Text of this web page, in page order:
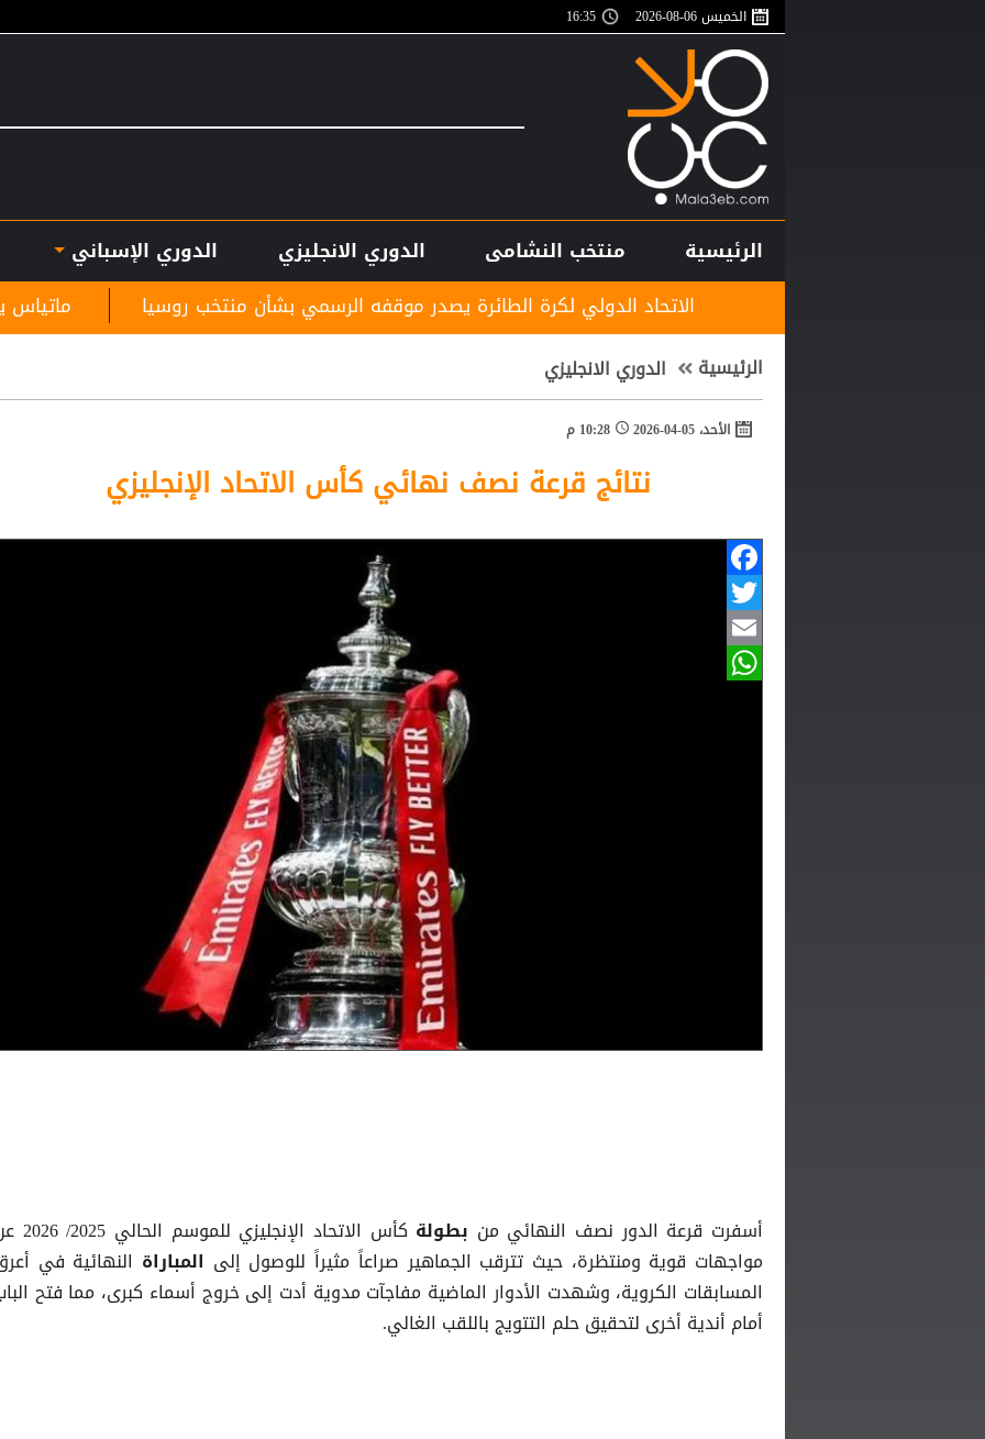
الخميس 06-08-2026 16:35
الرئيسية منتخب النشامى الدوري الانجليزي الدوري الإسباني
ماتياس يايسله يترك
الاتحاد الدولي لكرة الطائرة يصدر موقفه الرسمي بشأن منتخب روسيا
الرئيسية الدوري الانجليزي
الأحد، 05-04-2026 10:28 م
نتائج قرعة نصف نهائي كأس الاتحاد الإنجليزي
Facebook
Twitter
Email
WhatsApp
أسفرت قرعة الدور نصف النهائي من بطولة
كأس الاتحاد
مواجهات قوية ومنتظرة، حيث تترقب الجماهير صراعاً مثيراً للوصول إلى المباراة النهائية في
المسابقات الكروية، وشهدت الأدوار الماضية مفاجآت مدوية أدت إلى خروج أسماء كبرى، مما فتح
أمام أندية أخرى لتحقيق حلم التتويج باللقب الغالي.